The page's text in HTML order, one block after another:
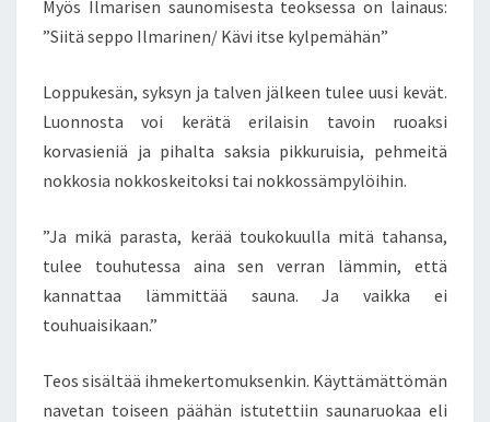
Myös Ilmarisen saunomisesta teoksessa on lainaus:
”Siitä seppo Ilmarinen/ Kävi itse kylpemähän”
Loppukesän, syksyn ja talven jälkeen tulee uusi kevät.
Luonnosta voi kerätä erilaisin tavoin ruoaksi
korvasieniä ja pihalta saksia pikkuruisia, pehmeitä
nokkosia nokkoskeitoksi tai nokkossämpylöihin.
”Ja mikä parasta, kerää toukokuulla mitä tahansa,
tulee touhutessa aina sen verran lämmin, että
kannattaa lämmittää sauna. Ja vaikka ei
touhuaisikaan.”
Teos sisältää ihmekertomuksenkin. Käyttämättömän
navetan toiseen päähän istutettiin saunaruokaa eli